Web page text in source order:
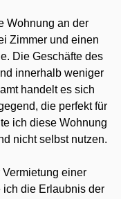
Wohnung an der
Zimmer und einen
Die Geschäfte des
innerhalb weniger
handelt es sich
die perfekt für
ich diese Wohnung
nicht selbst nutzen.
einer
die Erlaubnis der